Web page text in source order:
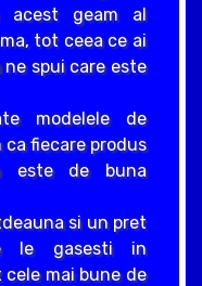
acest geam al
tot ceea ce ai
spui care este
modelele de
fiecare produs
este de buna
si un pret
le gasesti in
mai bune de